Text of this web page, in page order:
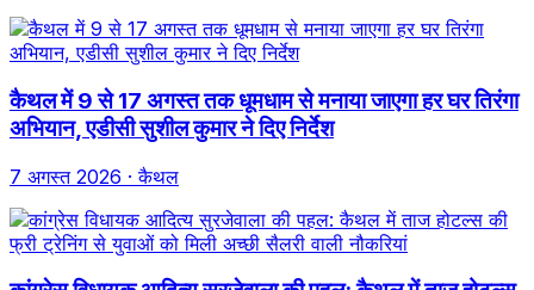
कैथल में 9 से 17 अगस्त तक धूमधाम से मनाया जाएगा हर घर तिरंगा
अभियान, एडीसी सुशील कुमार ने दिए निर्देश
7 अगस्त 2026 · कैथल